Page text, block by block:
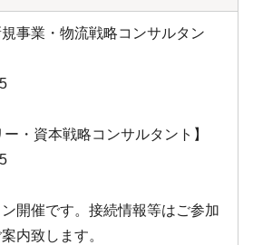
規事業・物流戦略コンサルタン
ー・資本戦略コンサルタント】
開催です。接続情報等はご参加
内致します。